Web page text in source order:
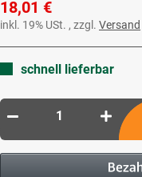
18,01 €
inkl. 19% USt. , zzgl. Versand
schnell lieferbar